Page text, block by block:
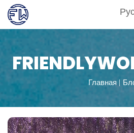
Главная